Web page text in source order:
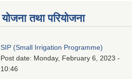
योजना तथा परियोजना
SIP (Small Irrigation Programme)
Post date: Monday, February 6, 2023 -
10:46